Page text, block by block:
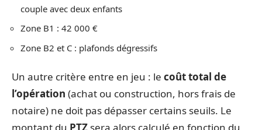
couple avec deux enfants
Zone B1 : 42 000 €
Zone B2 et C : plafonds dégressifs
Un autre critère entre en jeu : le coût total de
l’opération (achat ou construction, hors frais de
notaire) ne doit pas dépasser certains seuils. Le